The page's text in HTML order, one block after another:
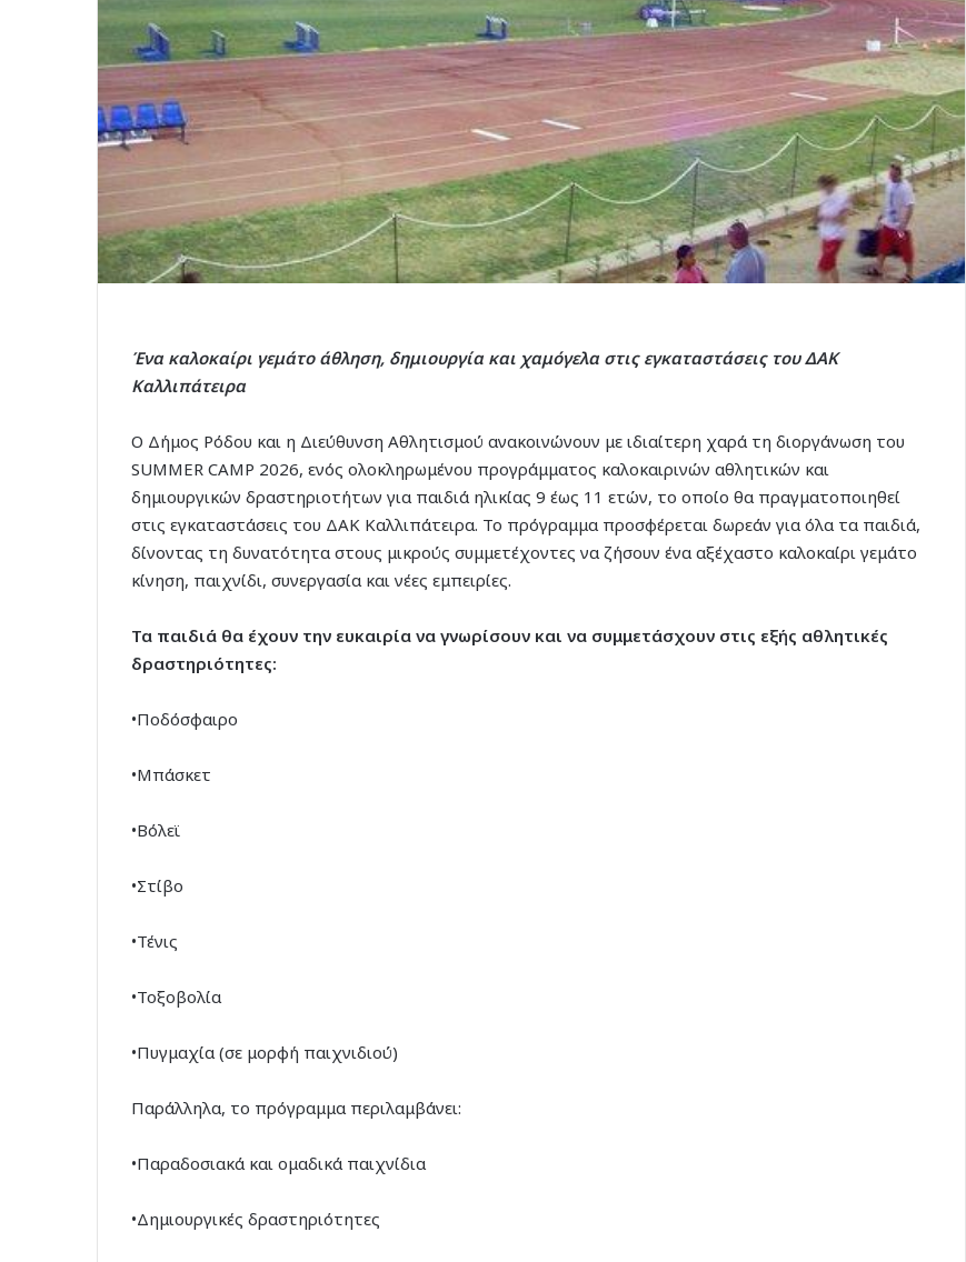
Ένα καλοκαίρι γεμάτο άθληση, δημιουργία και χαμόγελα στις εγκαταστάσεις του ΔΑΚ
Καλλιπάτειρα
Ο Δήμος Ρόδου και η Διεύθυνση Αθλητισμού ανακοινώνουν με ιδιαίτερη χαρά τη διοργάνωση του
SUMMER CAMP 2026, ενός ολοκληρωμένου προγράμματος καλοκαιρινών αθλητικών και
δημιουργικών δραστηριοτήτων για παιδιά ηλικίας 9 έως 11 ετών, το οποίο θα πραγματοποιηθεί
στις εγκαταστάσεις του ΔΑΚ Καλλιπάτειρα. Το πρόγραμμα προσφέρεται δωρεάν για όλα τα παιδιά,
δίνοντας τη δυνατότητα στους μικρούς συμμετέχοντες να ζήσουν ένα αξέχαστο καλοκαίρι γεμάτο
κίνηση, παιχνίδι, συνεργασία και νέες εμπειρίες.
Τα παιδιά θα έχουν την ευκαιρία να γνωρίσουν και να συμμετάσχουν στις εξής αθλητικές
δραστηριότητες:
•Ποδόσφαιρο
•Μπάσκετ
•Βόλεϊ
•Στίβο
•Τένις
•Τοξοβολία
•Πυγμαχία (σε μορφή παιχνιδιού)
Παράλληλα, το πρόγραμμα περιλαμβάνει:
•Παραδοσιακά και ομαδικά παιχνίδια
•Δημιουργικές δραστηριότητες